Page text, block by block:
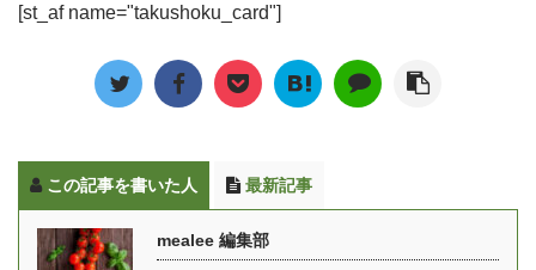
回はインタビューをあり
に自己紹介をお願いいた
します。 しき：「ママの
商品部商品開発の阿部と
申します。RIZAPの管理
ターネットで簡単に注文
自宅で受け取れるという
手軽さから、冷凍の「宅
ています。 ゆいこ冷凍の
「宅配おせち」は、冷蔵
庫で自然解凍するだけで
食べることができるの
いきたいと思います。ま
た、最近発売した「制限
のコンセプトについても
[st_af name="takushoku_card"]
この記事を書いた人 最新記事
mealee 編集部